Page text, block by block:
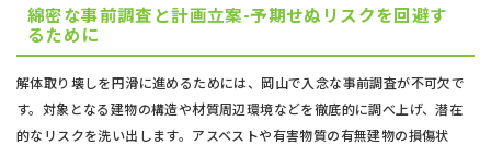
綿密な事前調査と計画立案-予期せぬリスクを回避す
るために
解体取り壊しを円滑に進めるためには、岡山で入念な事前調査が不可欠で
す。対象となる建物の構造や材質周辺環境などを徹底的に調べ上げ、潜在
的なリスクを洗い出します。アスベストや有害物質の有無建物の損傷状